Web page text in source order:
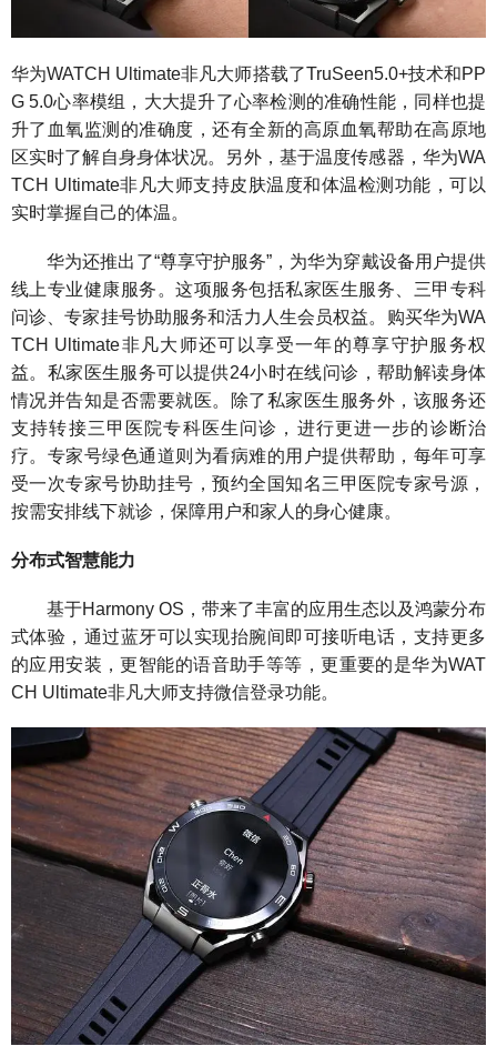
华为WATCH Ultimate非凡大师搭载了TruSeen5.0+技术和PP
G 5.0心率模组，大大提升了心率检测的准确性能，同样也提
升了血氧监测的准确度，还有全新的高原血氧帮助在高原地
区实时了解自身身体状况。另外，基于温度传感器，华为WA
TCH Ultimate非凡大师支持皮肤温度和体温检测功能，可以
实时掌握自己的体温。
华为还推出了“尊享守护服务”，为华为穿戴设备用户提供
线上专业健康服务。这项服务包括私家医生服务、三甲专科
问诊、专家挂号协助服务和活力人生会员权益。购买华为WA
TCH Ultimate非凡大师还可以享受一年的尊享守护服务权
益。私家医生服务可以提供24小时在线问诊，帮助解读身体
情况并告知是否需要就医。除了私家医生服务外，该服务还
支持转接三甲医院专科医生问诊，进行更进一步的诊断治
疗。专家号绿色通道则为看病难的用户提供帮助，每年可享
受一次专家号协助挂号，预约全国知名三甲医院专家号源，
按需安排线下就诊，保障用户和家人的身心健康。
分布式智慧能力
基于Harmony OS，带来了丰富的应用生态以及鸿蒙分布
式体验，通过蓝牙可以实现抬腕间即可接听电话，支持更多
的应用安装，更智能的语音助手等等，更重要的是华为WAT
CH Ultimate非凡大师支持微信登录功能。